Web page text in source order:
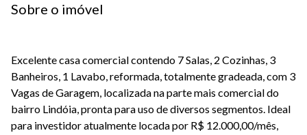
Sobre o imóvel
Excelente casa comercial contendo 7 Salas, 2 Cozinhas, 3
Banheiros, 1 Lavabo, reformada, totalmente gradeada, com 3
Vagas de Garagem, localizada na parte mais comercial do
bairro Lindóia, pronta para uso de diversos segmentos. Ideal
para investidor atualmente locada por R$ 12.000,00/mês,